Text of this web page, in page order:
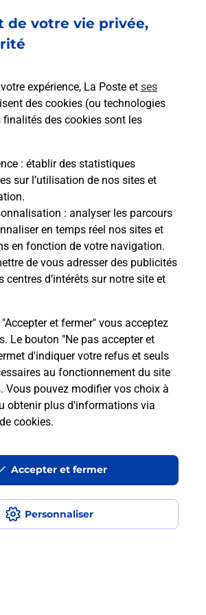
de votre vie privée,
expérience, La Poste et ses
des cookies (ou technologies
des cookies sont les
: établir des statistiques
sur l’utilisation de nos sites et
: analyser les parcours
en temps réel nos sites et
en fonction de votre navigation.
de vous adresser des publicités
centres d’intérêts sur notre site et
et fermer" vous acceptez
Le bouton "Ne pas accepter et
d'indiquer votre refus et seuls
au fonctionnement du site
Vous pouvez modifier vos choix à
obtenir plus d'informations via
cookies.
Personnaliser
Accepter et fermer
neuf ou reconditionné
un smartphone pas cher proche
notre offre de
Apple dans vos bureaux de
(11120) !
posées
un colis acheté
votre boîte aux lettres
un colis ou faire un
e-commerçant sans se
colis au meilleur